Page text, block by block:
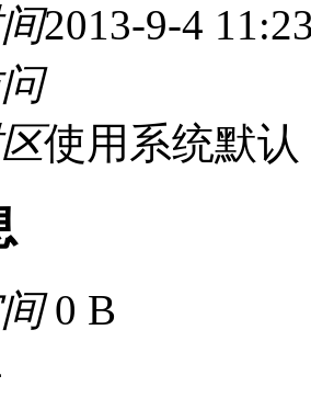
2013-9-4
使用系统默认
0 B